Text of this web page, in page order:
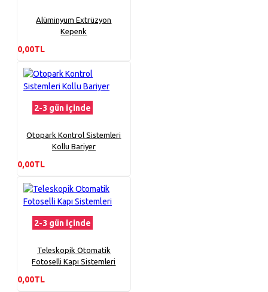
Alüminyum Extrüzyon
Kepenk
0,00TL
2-3 gün içinde
Otopark Kontrol Sistemleri
Kollu Bariyer
0,00TL
2-3 gün içinde
Teleskopik Otomatik
Fotoselli Kapı Sistemleri
0,00TL